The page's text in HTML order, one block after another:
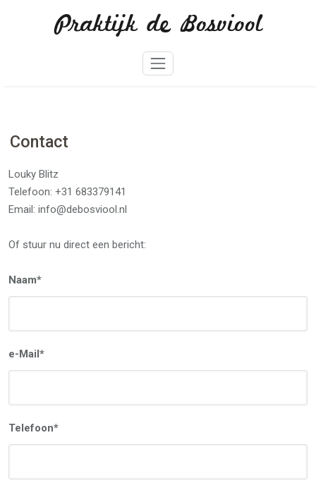
Praktijk de Bosviool
Contact
Louky Blitz
Telefoon: +31 683379141
Email: info@debosviool.nl
Of stuur nu direct een bericht:
Naam*
e-Mail*
Telefoon*